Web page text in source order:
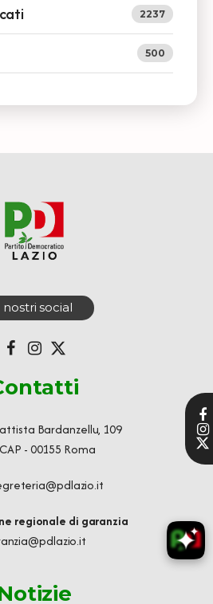
2237
500
nostri social
Bardanzellu, 109
CAP - 00155 Roma
regionale di garanzia